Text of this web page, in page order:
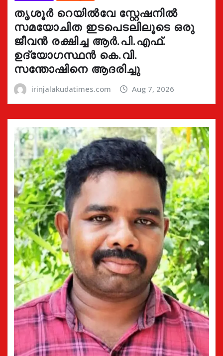
തൃശൂർ റെയിൽവേ സ്റ്റേഷനിൽ
സമയോചിത ഇടപെടലിലൂടെ ഒരു
ജീവൻ രക്ഷിച്ച ആർ.പി.എഫ്.
ഉദ്യോഗസ്ഥൻ കെ.വി.
സന്തോഷിനെ ആദരിച്ചു
irinjalakudatimes.com Aug 7, 2026